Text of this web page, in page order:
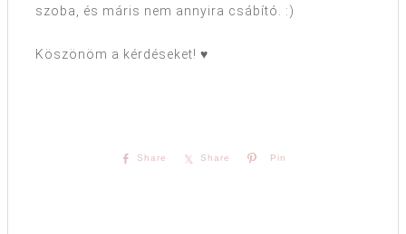
szoba, és máris nem annyira csábító. :)
Köszönöm a kérdéseket! ♥
Share Share Pin